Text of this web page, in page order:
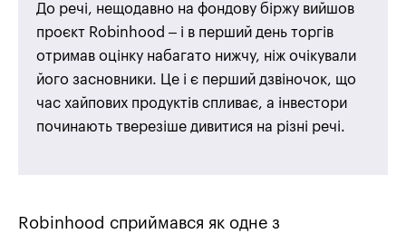
До речі, нещодавно на фондову біржу вийшов
проєкт Robinhood – і в перший день торгів
отримав оцінку набагато нижчу, ніж очікували
його засновники. Це і є перший дзвіночок, що
час хайпових продуктів спливає, а інвестори
починають тверезіше дивитися на різні речі.
Robinhood сприймався як одне з